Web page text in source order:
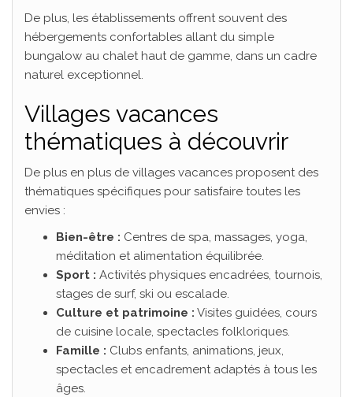
De plus, les établissements offrent souvent des
hébergements confortables allant du simple
bungalow au chalet haut de gamme, dans un cadre
naturel exceptionnel.
Villages vacances
thématiques à découvrir
De plus en plus de villages vacances proposent des
thématiques spécifiques pour satisfaire toutes les
envies :
Bien-être : Centres de spa, massages, yoga,
méditation et alimentation équilibrée.
Sport : Activités physiques encadrées, tournois,
stages de surf, ski ou escalade.
Culture et patrimoine : Visites guidées, cours
de cuisine locale, spectacles folkloriques.
Famille : Clubs enfants, animations, jeux,
spectacles et encadrement adaptés à tous les
âges.